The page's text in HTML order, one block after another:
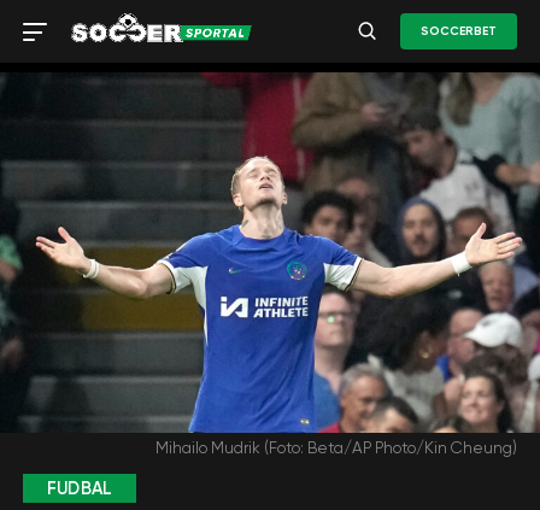
SOCCERBET
Mihailo Mudrik (Foto: Beta/AP Photo/Kin Cheung)
FUDBAL